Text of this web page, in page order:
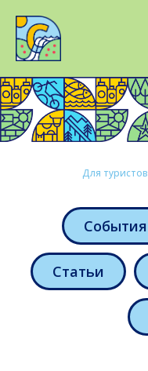
Для туристов
События
Статьи